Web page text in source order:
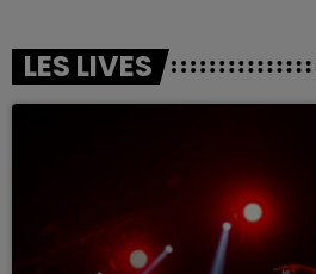
LES LIVES